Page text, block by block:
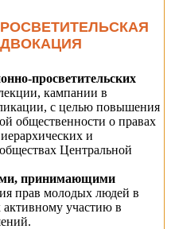
просветительских
кампании в
с целью повышения
общественности о правах
и
Центральной
принимающими
прав молодых людей в
активному участию в